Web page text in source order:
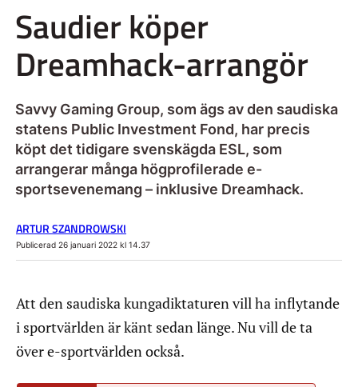
Saudier köper
Dreamhack-arrangör
Savvy Gaming Group, som ägs av den saudiska
statens Public Investment Fond, har precis
köpt det tidigare svenskägda ESL, som
arrangerar många högprofilerade e-
sportsevenemang – inklusive Dreamhack.
ARTUR SZANDROWSKI
Publicerad 26 januari 2022 kl 14.37
Att den saudiska kungadiktaturen vill ha inflytande
i sportvärlden är känt sedan länge. Nu vill de ta
över e-sportvärlden också.